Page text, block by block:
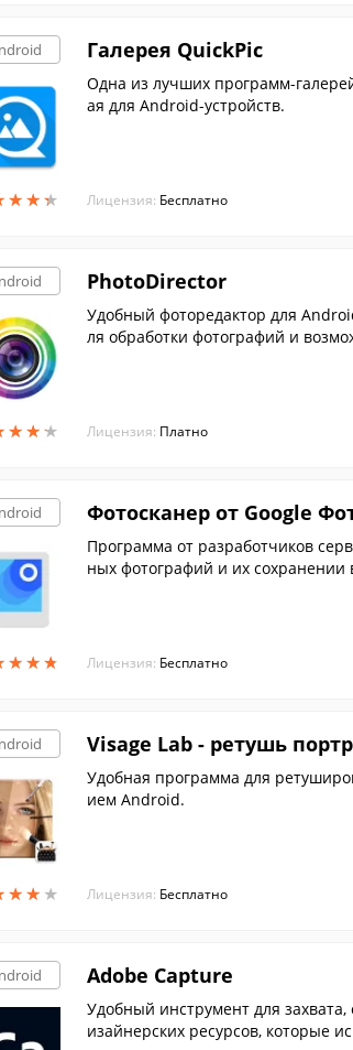
★★★
★★★
Галерея QuickPic
Одна из лучших программ-
ая для Android-устройств.
Лицензия: Бесплатно
★★★
★★★
PhotoDirector
Удобный фоторедактор для
ля обработки фотографий и
Лицензия: Платно
★★★
★★★
Фотосканер от Google
Программа от разработчиков
ных фотографий и их сохранении
Лицензия: Бесплатно
★★ ★
★★ ★
Visage Lab - ретушь
Удобная программа для
ием Android.
Лицензия: Бесплатно
Adobe Capture
Удобный инструмент для
изайнерских ресурсов, которые